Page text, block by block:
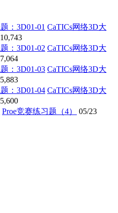
CaTICs网络3D大
10,743
CaTICs网络3D大
7,064
CaTICs网络3D大
5,883
CaTICs网络3D大
5,600
Proe竞赛练习题（4）
05/23